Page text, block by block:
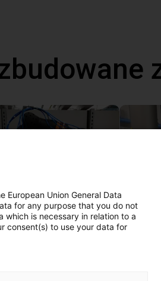
Na
Igus do
Union General Data
for any purpose that you do not
is necessary in relation to a
consent(s) to use your data for